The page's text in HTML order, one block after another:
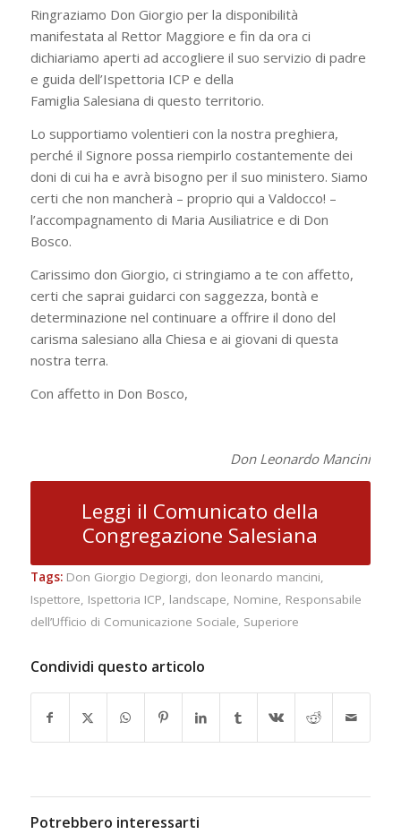
Ringraziamo Don Giorgio per la disponibilità
manifestata al Rettor Maggiore e fin da ora ci
dichiariamo aperti ad accogliere il suo servizio di padre
e guida dell’Ispettoria ICP e della
Famiglia Salesiana di questo territorio.
Lo supportiamo volentieri con la nostra preghiera,
perché il Signore possa riempirlo costantemente dei
doni di cui ha e avrà bisogno per il suo ministero. Siamo
certi che non mancherà – proprio qui a Valdocco! –
l’accompagnamento di Maria Ausiliatrice e di Don
Bosco.
Carissimo don Giorgio, ci stringiamo a te con affetto,
certi che saprai guidarci con saggezza, bontà e
determinazione nel continuare a offrire il dono del
carisma salesiano alla Chiesa e ai giovani di questa
nostra terra.
Con affetto in Don Bosco,
Don Leonardo Mancini
Leggi il Comunicato della
Congregazione Salesiana
Tags: Don Giorgio Degiorgi, don leonardo mancini,
Ispettore, Ispettoria ICP, landscape, Nomine, Responsabile
dell’Ufficio di Comunicazione Sociale, Superiore
Condividi questo articolo
Potrebbero interessarti